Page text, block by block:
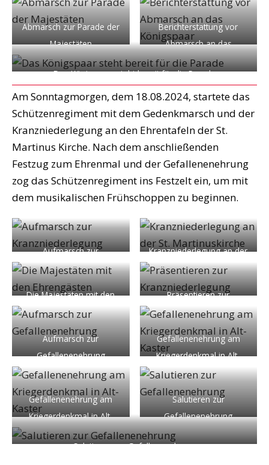
Abmarsch zur Parade der
Majestäten
Berichterstattung vor
Abmarsch an das
Königspaar
Das Königspaar steht bereit für die Parade
Am Sonntagmorgen, dem 18.08.2024, startete das
Schützenregiment mit dem Gedenkmarsch und der
Kranzniederlegung an den Ehrentafeln der St.
Martinus Kirche. Nach dem anschließenden
Festzug zum Ehrenmal und der Gefallenenehrung
zog das Schützenregiment ins Festzelt ein, um mit
dem musikalischen Frühschoppen zu beginnen.
Aufmarsch zur
Kranzniederlegung
Kranzniederlegung an der
St. Martinuskirche
Die Majestäten mit den
Ehrengästen
Präsentieren zur
Kranzniederlegung
Aufmarsch zur
Gefallenenehrung
Gefallenenehrung am
Kriegerdenkmal in Alt-
Kaster
Gefallenenehrung am
Kriegerdenkmal in Alt-
Kaster
Salutieren zur
Gefallenenehrung
Salutieren zur Gefallenenehrung